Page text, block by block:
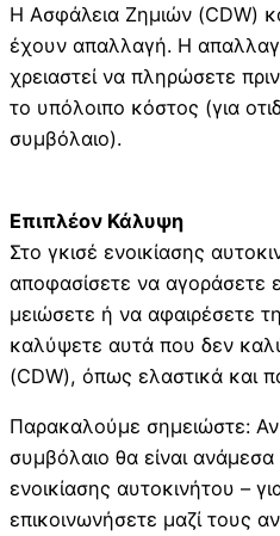
Η Ασφάλεια Ζημιών (CDW)
έχουν απαλλαγή. Η
χρειαστεί να πληρώσετε
το υπόλοιπο κόστος (για
συμβόλαιο).
Επιπλέον Κάλυψη
Στο γκισέ ενοικίασης
αποφασίσετε να αγοράσετε
μειώσετε ή να αφαιρέσετε
καλύψετε αυτά που δεν
(CDW), όπως ελαστικά και
Παρακαλούμε σημειώστε:
συμβόλαιο θα είναι
ενοικίασης αυτοκινήτου –
επικοινωνήσετε μαζί τους